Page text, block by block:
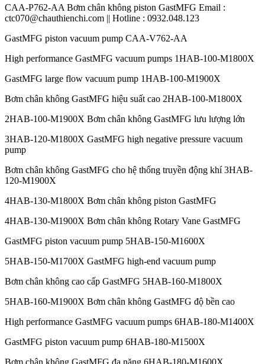
CAA-P762-AA Bơm chân không piston GastMFG Email :
ctc070@chauthienchi.com || Hotline : 0932.048.123
GastMFG piston vacuum pump CAA-V762-AA
High performance GastMFG vacuum pumps 1HAB-100-M1800X
GastMFG large flow vacuum pump 1HAB-100-M1900X
Bơm chân không GastMFG hiệu suất cao 2HAB-100-M1800X
2HAB-100-M1900X Bơm chân không GastMFG lưu lượng lớn
3HAB-120-M1800X GastMFG high negative pressure vacuum
pump
Bơm chân không GastMFG cho hệ thống truyền động khí 3HAB-
120-M1900X
4HAB-130-M1800X Bơm chân không piston GastMFG
4HAB-130-M1900X Bơm chân không Rotary Vane GastMFG
GastMFG piston vacuum pump 5HAB-150-M1600X
5HAB-150-M1700X GastMFG high-end vacuum pump
Bơm chân không cao cấp GastMFG 5HAB-160-M1800X
5HAB-160-M1900X Bơm chân không GastMFG độ bền cao
High performance GastMFG vacuum pumps 6HAB-180-M1400X
GastMFG piston vacuum pump 6HAB-180-M1500X